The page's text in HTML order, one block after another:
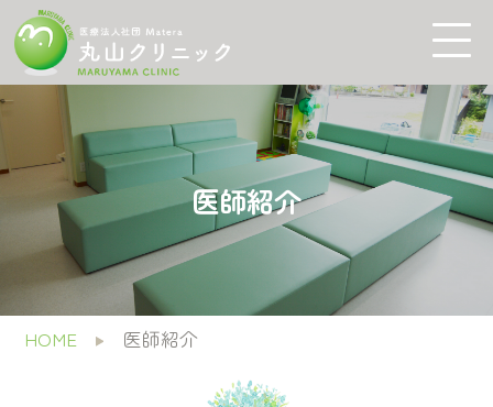
医師紹介
HOME 医師紹介